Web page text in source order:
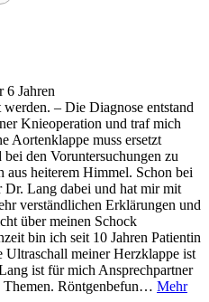
6 Jahren
– Die Diagnose entstand
Knieoperation und traf mich
Aortenklappe muss ersetzt
den Voruntersuchungen zu
heiterem Himmel. Schon bei
Dr. Lang dabei und hat mir mit
verständlichen Erklärungen und
über meinen Schock
bin ich seit 10 Jahren Patientin
meiner Herzklappe ist
ist für mich Ansprechpartner
Themen. Röntgenbefun… Mehr